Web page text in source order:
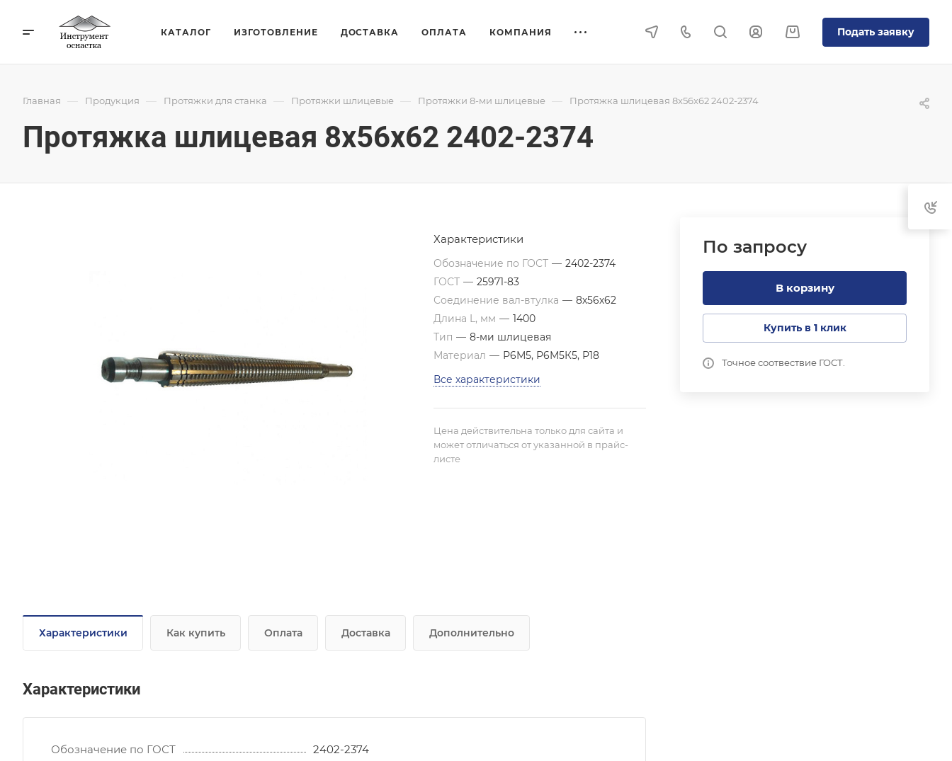
КАТАЛОГ ИЗГОТОВЛЕНИЕ ДОСТАВКА ОПЛАТА КОМПАНИЯ Подать заявку
Главная — Продукция — Протяжки для станка — Протяжки шлицевые — Протяжки 8-ми шлицевые — Протяжка шлицевая 8x56x62 2402-2374
Протяжка шлицевая 8x56x62 2402-2374
По запросу
В корзину
Купить в 1 клик
Точное соотвествие ГОСТ.
Характеристики
Обозначение по ГОСТ — 2402-2374
ГОСТ — 25971-83
Соединение вал-втулка — 8х56х62
Длина L, мм — 1400
Тип — 8-ми шлицевая
Материал — Р6М5, Р6М5К5, Р18
Все характеристики
Цена действительна только для сайта и
может отличаться от указанной в прайс-
листе
Характеристики Как купить Оплата Доставка Дополнительно
Характеристики
Обозначение по ГОСТ
2402-2374